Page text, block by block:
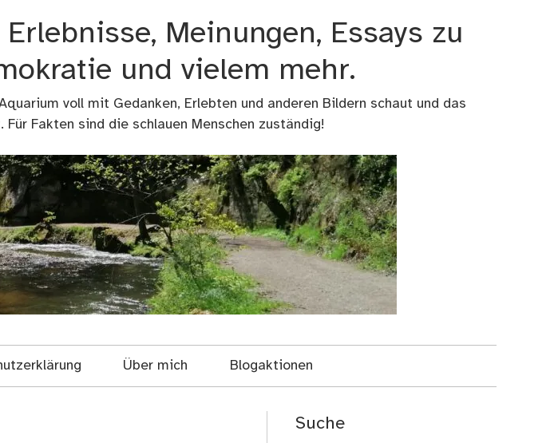
Meinungen, Essays zu
und vielem mehr.
voll mit Gedanken, Erlebten und anderen Bildern schaut und das
Fakten sind die schlauen Menschen zuständig!
Über mich Blogaktionen
Suche